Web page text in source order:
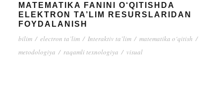
MATEMATIKA FANINI O‘QITISHDA
ELEKTRON TA’LIM RESURSLARIDAN
FOYDALANISH
bilim / electron ta’lim / Interaktiv ta’lim / matematika o‘qitish /
metodologiya / raqamli texnologiya / visual